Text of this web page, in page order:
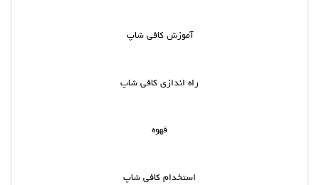
آموزش کافی شاپ
راه اندازی کافی شاپ
قهوه
استخدام کافی شاپ